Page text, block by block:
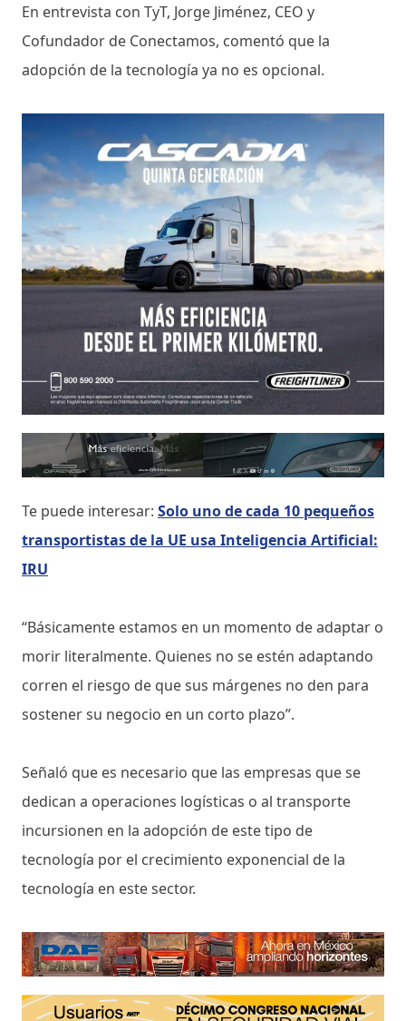
En entrevista con TyT, Jorge Jiménez, CEO y
Cofundador de Conectamos, comentó que la
adopción de la tecnología ya no es opcional.
Te puede interesar: Solo uno de cada 10 pequeños
transportistas de la UE usa Inteligencia Artificial:
IRU
“Básicamente estamos en un momento de adaptar o
morir literalmente. Quienes no se estén adaptando
corren el riesgo de que sus márgenes no den para
sostener su negocio en un corto plazo”.
Señaló que es necesario que las empresas que se
dedican a operaciones logísticas o al transporte
incursionen en la adopción de este tipo de
tecnología por el crecimiento exponencial de la
tecnología en este sector.